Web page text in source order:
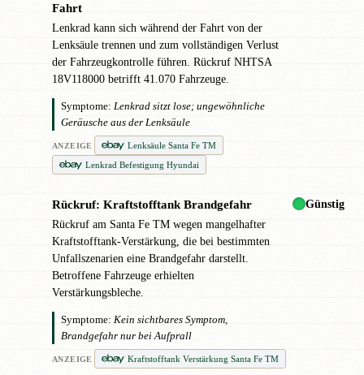
Fahrt
Lenkrad kann sich während der Fahrt von der
Lenksäule trennen und zum vollständigen Verlust
der Fahrzeugkontrolle führen. Rückruf NHTSA
18V118000 betrifft 41.070 Fahrzeuge.
Symptome: Lenkrad sitzt lose; ungewöhnliche
Geräusche aus der Lenksäule
ANZEIGE
Lenksäule Santa Fe TM
Lenkrad Befestigung Hyundai
Rückruf: Kraftstofftank Brandgefahr
Rückruf am Santa Fe TM wegen mangelhafter
Kraftstofftank-Verstärkung, die bei bestimmten
Unfallszenarien eine Brandgefahr darstellt.
Betroffene Fahrzeuge erhielten
Verstärkungsbleche.
Symptome: Kein sichtbares Symptom,
Brandgefahr nur bei Aufprall
ANZEIGE Kraftstofftank Verstärkung Santa Fe TM
Günstig